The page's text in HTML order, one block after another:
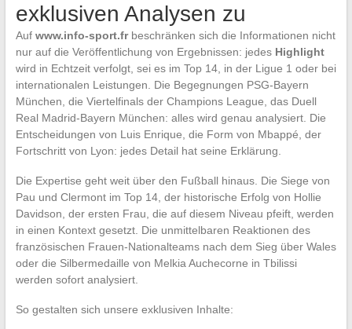
exklusiven Analysen zu
Auf www.info-sport.frbeschränken sich die Informationen nicht
nur auf die Veröffentlichung von Ergebnissen: jedes Highlight
wird in Echtzeit verfolgt, sei es im Top 14, in der Ligue 1 oder bei
internationalen Leistungen. Die Begegnungen PSG-Bayern
München, die Viertelfinals der Champions League, das Duell
Real Madrid-Bayern München: alles wird genau analysiert. Die
Entscheidungen von Luis Enrique, die Form von Mbappé, der
Fortschritt von Lyon: jedes Detail hat seine Erklärung.
Die Expertise geht weit über den Fußball hinaus. Die Siege von
Pau und Clermont im Top 14, der historische Erfolg von Hollie
Davidson, der ersten Frau, die auf diesem Niveau pfeift, werden
in einen Kontext gesetzt. Die unmittelbaren Reaktionen des
französischen Frauen-Nationalteams nach dem Sieg über Wales
oder die Silbermedaille von Melkia Auchecorne in Tbilissi
werden sofort analysiert.
So gestalten sich unsere exklusiven Inhalte: